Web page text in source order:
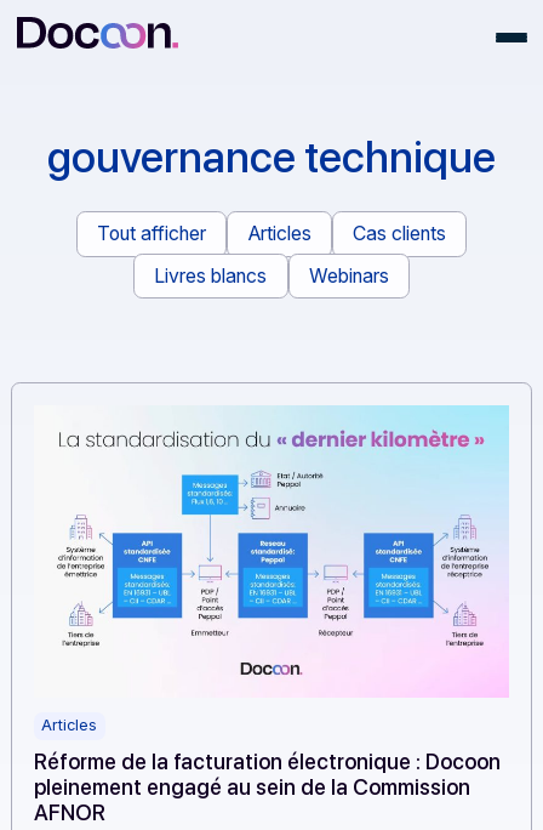
gouvernance
Tout afficher Articles
Cas clients
Livres blancs
Webinars
Articles